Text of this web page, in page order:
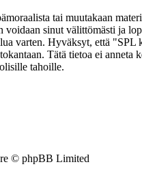
tai muutakaan
sinut välittömästi ja
varten. Hyväksyt, että
Tätä tietoa ei
tahoille.
© phpBB Limited